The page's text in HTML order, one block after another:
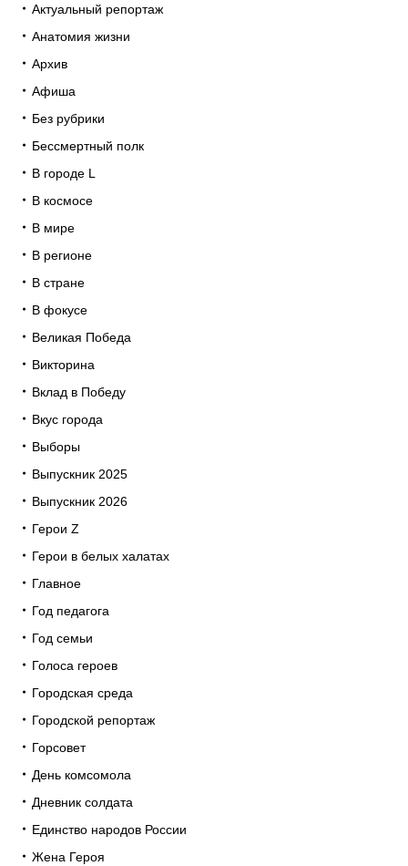
Актуальный репортаж
Анатомия жизни
Архив
Афиша
Без рубрики
Бессмертный полк
В городе L
В космосе
В мире
В регионе
В стране
В фокусе
Великая Победа
Викторина
Вклад в Победу
Вкус города
Выборы
Выпускник 2025
Выпускник 2026
Герои Z
Герои в белых халатах
Главное
Год педагога
Год семьи
Голоса героев
Городская среда
Городской репортаж
Горсовет
День комсомола
Дневник солдата
Единство народов России
Жена Героя